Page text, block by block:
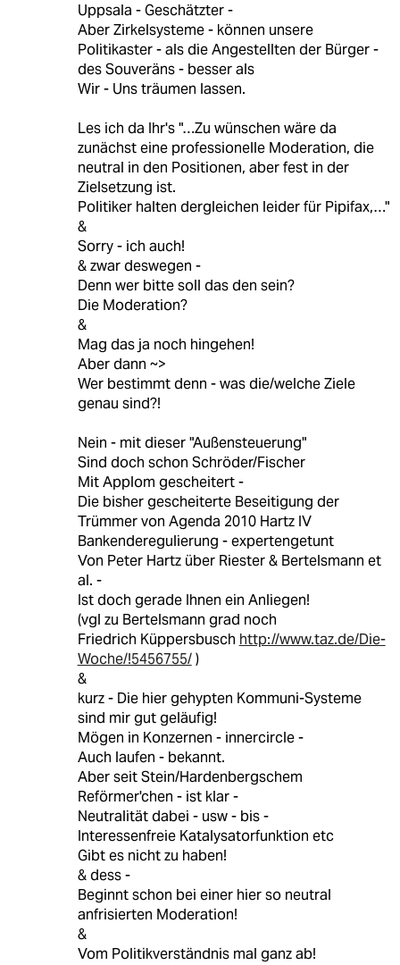
Uppsala - Geschätzter -
Aber Zirkelsysteme - können unsere
Politikaster - als die Angestellten der Bürger -
des Souveräns - besser als
Wir - Uns träumen lassen.
Les ich da Ihr's "…Zu wünschen wäre da
zunächst eine professionelle Moderation, die
neutral in den Positionen, aber fest in der
Zielsetzung ist.
Politiker halten dergleichen leider für Pipifax,…"
&
Sorry - ich auch!
& zwar deswegen -
Denn wer bitte soll das den sein?
Die Moderation?
&
Mag das ja noch hingehen!
Aber dann ~>
Wer bestimmt denn - was die/welche Ziele
genau sind?!
Nein - mit dieser "Außensteuerung"
Sind doch schon Schröder/Fischer
Mit Applom gescheitert -
Die bisher gescheiterte Beseitigung der
Trümmer von Agenda 2010 Hartz IV
Bankenderegulierung - expertengetunt
Von Peter Hartz über Riester & Bertelsmann et
al. -
Ist doch gerade Ihnen ein Anliegen!
(vgl zu Bertelsmann grad noch
Friedrich Küppersbusch http://www.taz.de/Die-
Woche/!5456755/)
&
kurz - Die hier gehypten Kommuni-Systeme
sind mir gut geläufig!
Mögen in Konzernen - innercircle -
Auch laufen - bekannt.
Aber seit Stein/Hardenbergschem
Reförmer'chen - ist klar -
Neutralität dabei - usw - bis -
Interessenfreie Katalysatorfunktion etc
Gibt es nicht zu haben!
& dess -
Beginnt schon bei einer hier so neutral
anfrisierten Moderation!
&
Vom Politikverständnis mal ganz ab!